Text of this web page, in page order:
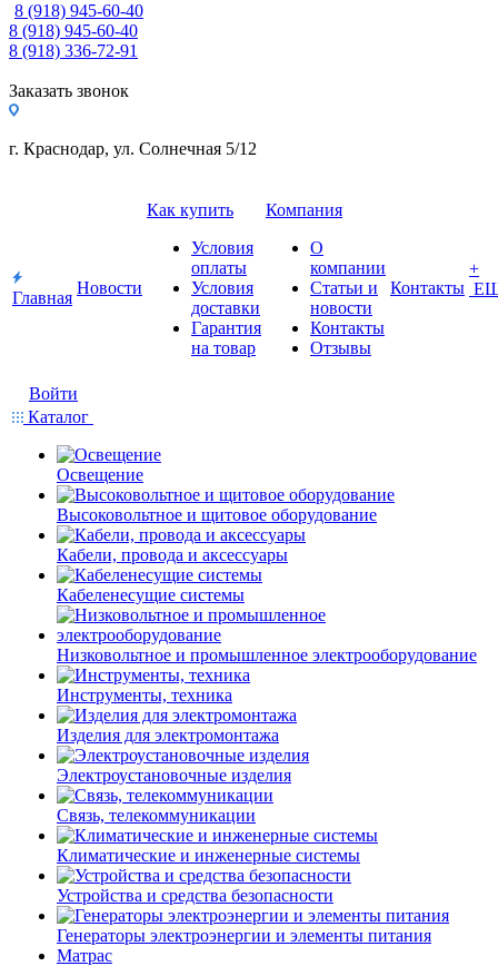
8 (918) 945-60-40
8 (918) 945-60-40
8 (918) 336-72-91
Заказать звонок
г. Краснодар, ул. Солнечная 5/12
Главная
Новости
Как купить
Условия
оплаты
Условия
доставки
Гарантия
на товар
Компания
О
компании
Статьи и
новости
Контакты
Отзывы
Контакты
+
Войти
Каталог
Освещение
Высоковольтное и щитовое оборудование
Кабели, провода и аксессуары
Кабеленесущие системы
Низковольтное и промышленное электрооборудование
Инструменты, техника
Изделия для электромонтажа
Электроустановочные изделия
Связь, телекоммуникации
Климатические и инженерные системы
Устройства и средства безопасности
Генераторы электроэнергии и элементы питания
Матрас